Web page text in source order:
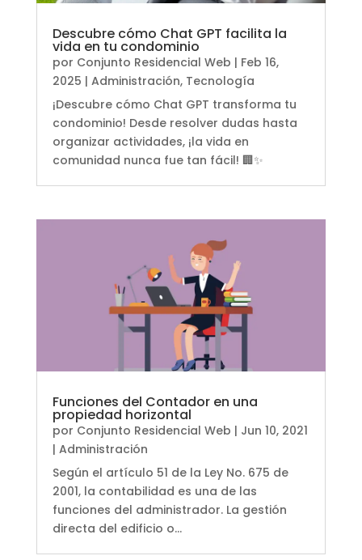
Descubre cómo Chat GPT facilita la
vida en tu condominio
por Conjunto Residencial Web | Feb 16,
2025 | Administración, Tecnología
¡Descubre cómo Chat GPT transforma tu
condominio! Desde resolver dudas hasta
organizar actividades, ¡la vida en
comunidad nunca fue tan fácil! 🏢✨
Funciones del Contador en una
propiedad horizontal
por Conjunto Residencial Web | Jun 10, 2021
| Administración
Según el artículo 51 de la Ley No. 675 de
2001, la contabilidad es una de las
funciones del administrador. La gestión
directa del edificio o...